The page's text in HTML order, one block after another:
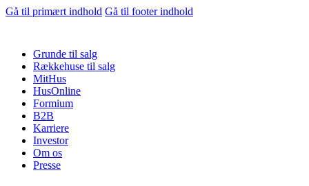
Gå til primært indhold Gå til footer indhold
Grunde til salg
Rækkehuse til salg
MitHus
HusOnline
Formium
B2B
Karriere
Investor
Om os
Presse